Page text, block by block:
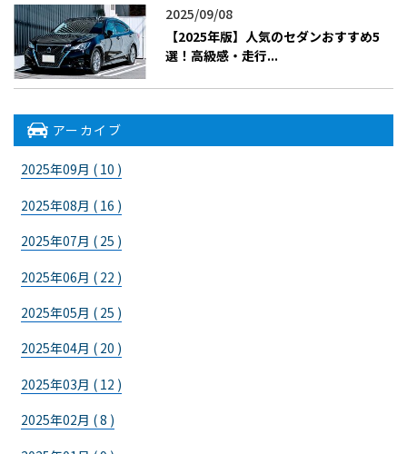
2025/09/08
【2025年版】人気のセダンおすすめ5
選！高級感・走行...
アーカイブ
2025年09月 ( 10 )
2025年08月 ( 16 )
2025年07月 ( 25 )
2025年06月 ( 22 )
2025年05月 ( 25 )
2025年04月 ( 20 )
2025年03月 ( 12 )
2025年02月 ( 8 )